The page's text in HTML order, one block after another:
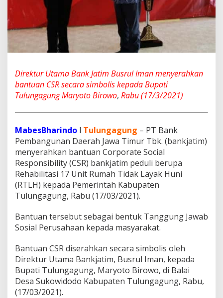
u
u
u
k
R
h
b
i
l
t
a
s
i
u
m
a
T
i
a
k
Direktur UtamaBankJatim BusrulImanmenyerahkan
bantuan CSRsecarasimboliskepadaBupati
TulungagungMaryotoBirowo, Rabu(17/3/2021)
MabesBharindo l Tulungagung – PT Bank
Pembangunan Daerah Jawa Timur Tbk. (bankjatim)
menyerahkan bantuan Corporate Social
Responsibility (CSR) bankjatim peduli berupa
Rehabilitasi 17 Unit Rumah Tidak Layak Huni
(RTLH) kepada Pemerintah Kabupaten
Tulungagung, Rabu (17/03/2021).
Bantuan tersebut sebagai bentuk Tanggung Jawab
Sosial Perusahaan kepada masyarakat.
Bantuan CSR diserahkan secara simbolis oleh
Direktur Utama Bankjatim, Busrul Iman, kepada
Bupati Tulungagung, Maryoto Birowo, di Balai
Desa Sukowidodo Kabupaten Tulungagung, Rabu,
(17/03/2021).